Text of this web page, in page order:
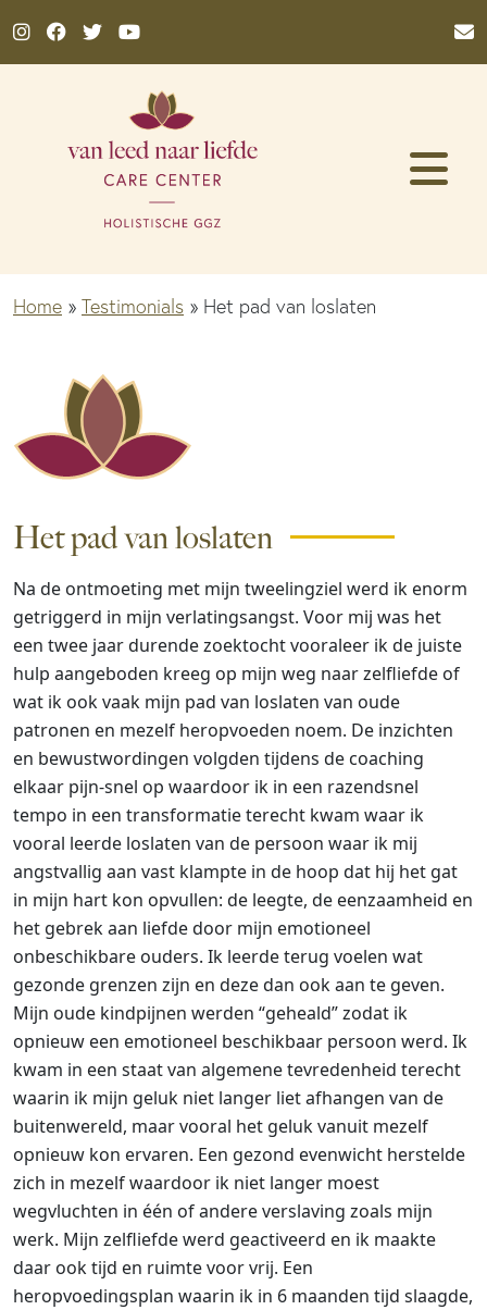
Home » Testimonials » Het pad van loslaten
Het pad van loslaten
Na de ontmoeting met mijn tweelingziel werd ik enorm
getriggerd in mijn verlatingsangst. Voor mij was het
een twee jaar durende zoektocht vooraleer ik de juiste
hulp aangeboden kreeg op mijn weg naar zelfliefde of
wat ik ook vaak mijn pad van loslaten van oude
patronen en mezelf heropvoeden noem. De inzichten
en bewustwordingen volgden tijdens de coaching
elkaar pijn-snel op waardoor ik in een razendsnel
tempo in een transformatie terecht kwam waar ik
vooral leerde loslaten van de persoon waar ik mij
angstvallig aan vast klampte in de hoop dat hij het gat
in mijn hart kon opvullen: de leegte, de eenzaamheid en
het gebrek aan liefde door mijn emotioneel
onbeschikbare ouders. Ik leerde terug voelen wat
gezonde grenzen zijn en deze dan ook aan te geven.
Mijn oude kindpijnen werden “geheald” zodat ik
opnieuw een emotioneel beschikbaar persoon werd. Ik
kwam in een staat van algemene tevredenheid terecht
waarin ik mijn geluk niet langer liet afhangen van de
buitenwereld, maar vooral het geluk vanuit mezelf
opnieuw kon ervaren. Een gezond evenwicht herstelde
zich in mezelf waardoor ik niet langer moest
wegvluchten in één of andere verslaving zoals mijn
werk. Mijn zelfliefde werd geactiveerd en ik maakte
daar ook tijd en ruimte voor vrij. Een
heropvoedingsplan waarin ik in 6 maanden tijd slaagde,